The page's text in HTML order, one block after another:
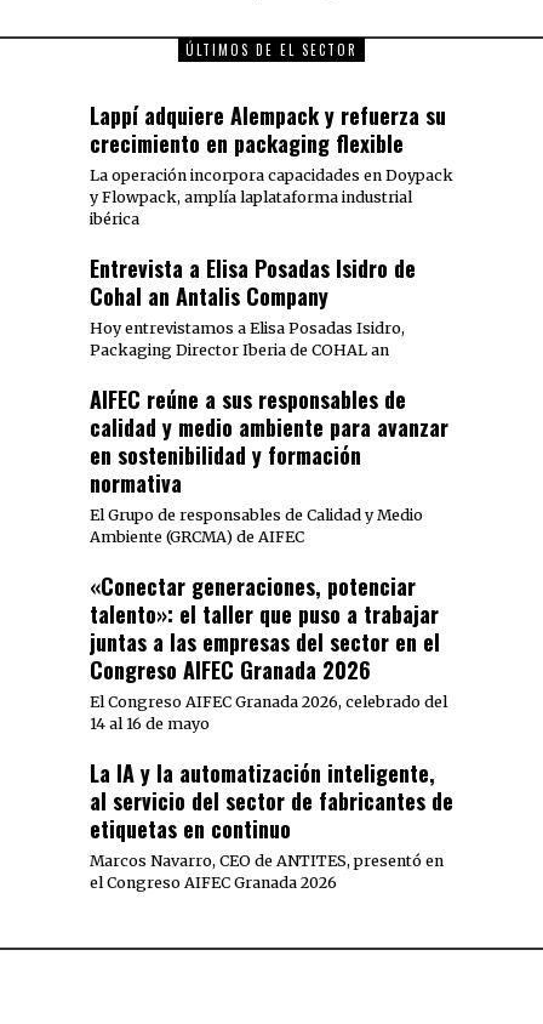
ÚLTIMOS DE EL SECTOR
Lappí adquiere Alempack y refuerza su
crecimiento en packaging flexible
La operación incorpora capacidades en Doypack
y Flowpack, amplía laplataforma industrial
ibérica
Entrevista a Elisa Posadas Isidro de
Cohal an Antalis Company
Hoy entrevistamos a Elisa Posadas Isidro,
Packaging Director Iberia de COHAL an
AIFEC reúne a sus responsables de
calidad y medio ambiente para avanzar
en sostenibilidad y formación
normativa
El Grupo de responsables de Calidad y Medio
Ambiente (GRCMA) de AIFEC
«Conectar generaciones, potenciar
talento»: el taller que puso a trabajar
juntas a las empresas del sector en el
Congreso AIFEC Granada 2026
El Congreso AIFEC Granada 2026, celebrado del
14 al 16 de mayo
La IA y la automatización inteligente,
al servicio del sector de fabricantes de
etiquetas en continuo
Marcos Navarro, CEO de ANTITES, presentó en
el Congreso AIFEC Granada 2026